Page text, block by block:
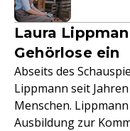
Laura
Gehörlose ein
Abseits des
Lippmann seit
Menschen.
Ausbildung zur